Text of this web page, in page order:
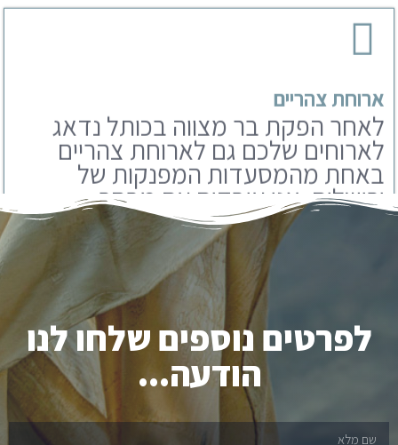
ארוחת צהריים
לאחר הפקת בר מצווה בכותל נדאג
לארוחים שלכם גם לארוחת צהריים
באחת מהמסעדות המפנקות של
ירושלים. אנו עובדים עם מבחר
מסעדות שתוכלו לבחור מבניהם.
לפרטים נוספים שלחו לנו
הודעה...